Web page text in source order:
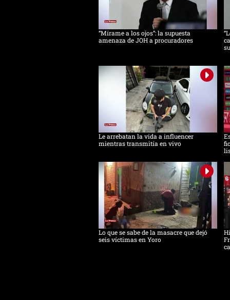
“Mírame a los ojos”: la supuesta
amenaza de JOH a procuradores
Le arrebatan la vida a influencer
mientras transmitía en vivo
Lo que se sabe de la masacre que dejó
seis víctimas en Yoro